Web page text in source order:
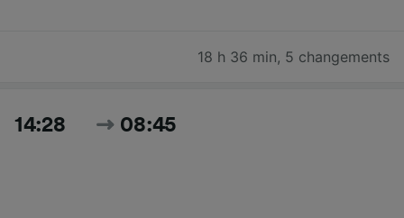
18 h 36 min, 5 changements
14:28 08:45